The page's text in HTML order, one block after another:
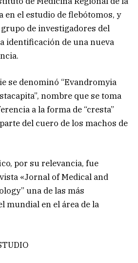
en el estudio de flebótomos, y
de investigadores del
identificación de una nueva
se denominó “Evandromyia
nombre que se toma
a la forma de “cresta”
del cuero de los machos de
por su relevancia, fue
«Jornal of Medical and
una de las más
mundial en el área de la